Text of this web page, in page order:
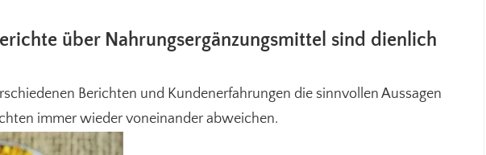
über Nahrungsergänzungsmittel sind dienlich
Berichten und Kundenerfahrungen die sinnvollen Aussagen
immer wieder voneinander abweichen.